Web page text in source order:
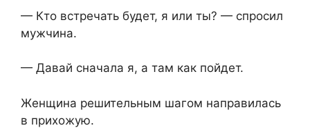
— Кто встречать будет, я или ты? — спросил
мужчина.
— Давай сначала я, а там как пойдет.
Женщина решительным шагом направилась
в прихожую.